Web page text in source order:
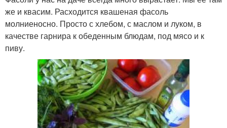
же и квасим. Расходится квашеная фасоль
молниеносно. Просто с хлебом, с маслом и луком, в
качестве гарнира к обеденным блюдам, под мясо и к
пиву.